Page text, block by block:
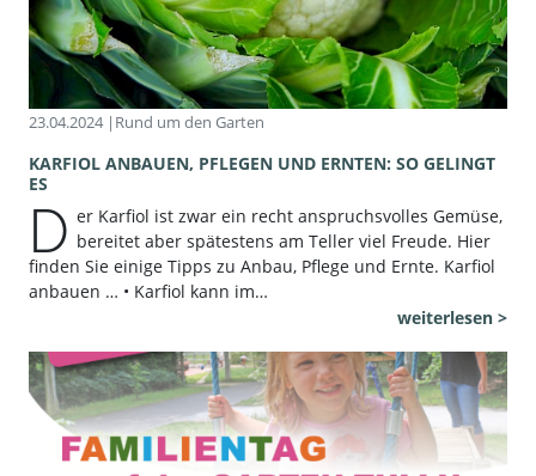
23.04.2024 | Rund um den Garten
KARFIOL ANBAUEN, PFLEGEN UND ERNTEN: SO GELINGT
ES
D er Karfiol ist zwar ein recht anspruchsvolles Gemüse,
bereitet aber spätestens am Teller viel Freude. Hier
finden Sie einige Tipps zu Anbau, Pflege und Ernte. Karfiol
anbauen … • Karfiol kann im…
weiterlesen >